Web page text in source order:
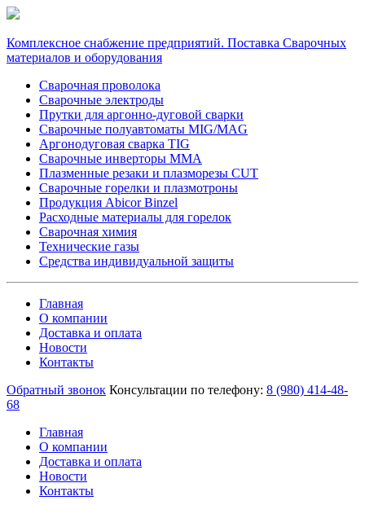
Комплексное снабжение предприятий. Поставка Сварочных
материалов и оборудования
Сварочная проволока
Сварочные электроды
Прутки для аргонно-дуговой сварки
Сварочные полуавтоматы MIG/MAG
Аргонодуговая сварка TIG
Сварочные инверторы MMA
Плазменные резаки и плазморезы CUT
Сварочные горелки и плазмотроны
Продукция Abicor Binzel
Расходные материалы для горелок
Сварочная химия
Технические газы
Средства индивидуальной защиты
Главная
О компании
Доставка и оплата
Новости
Контакты
Обратный звонок Консультации по телефону: 8 (980) 414-48-
68
Главная
О компании
Доставка и оплата
Новости
Контакты